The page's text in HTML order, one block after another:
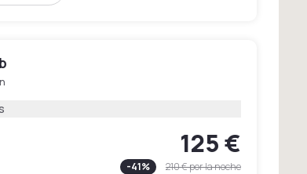
125 €
-41% 210 €por la noche